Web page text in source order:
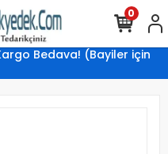
Bedava! (Bayiler için
0